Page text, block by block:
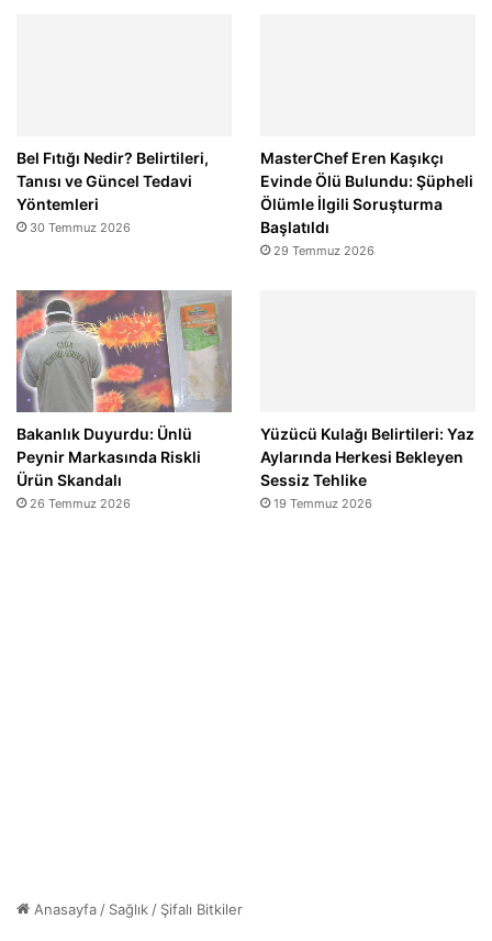
Bel Fıtığı Nedir? Belirtileri,
Tanısı ve Güncel Tedavi
Yöntemleri
30 Temmuz 2026
MasterChef Eren Kaşıkçı
Evinde Ölü Bulundu: Şüpheli
Ölümle İlgili Soruşturma
Başlatıldı
29 Temmuz 2026
Bakanlık Duyurdu: Ünlü
Peynir Markasında Riskli
Ürün Skandalı
26 Temmuz 2026
Yüzücü Kulağı Belirtileri: Yaz
Aylarında Herkesi Bekleyen
Sessiz Tehlike
19 Temmuz 2026